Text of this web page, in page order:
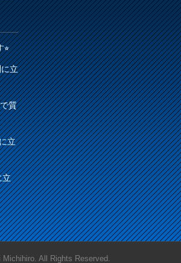
立
質
立
立
All Rights Reserved.